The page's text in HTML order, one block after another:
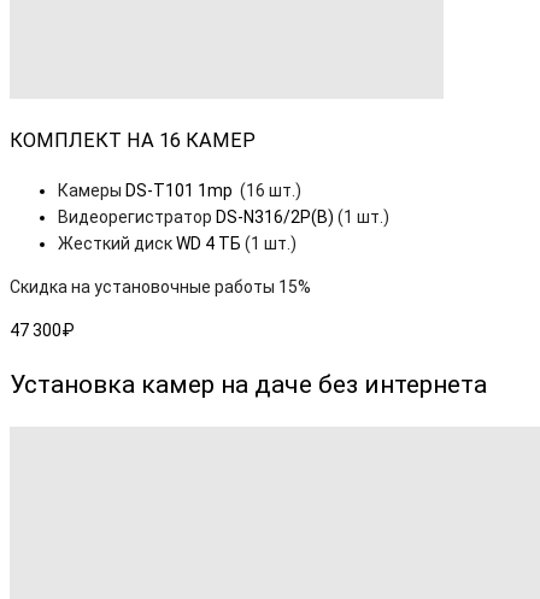
КОМПЛЕКТ НА 16 КАМЕР
Камеры DS-T101 1mp (16 шт.)
Видеорегистратор DS-N316/2P(B) (1 шт.)
Жесткий дискWD 4 ТБ (1 шт.)
Скидка на установочные работы 15%
47 300₽
Установка камер на даче без интернета